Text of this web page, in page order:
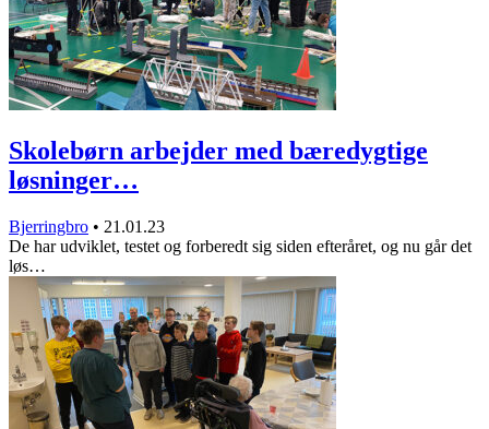
Skolebørn arbejder med bæredygtige
løsninger…
Bjerringbro • 21.01.23
De har udviklet, testet og forberedt sig siden efteråret, og nu går det
løs…